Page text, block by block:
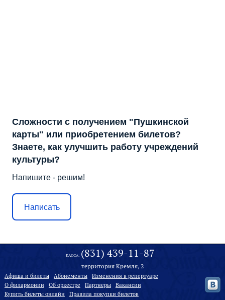
Сложности с получением "Пушкинской
карты" или приобретением билетов?
Знаете, как улучшить работу учреждений
культуры?
Напишите - решим!
Написать
КАССА: (831) 439-11-87
территория Кремля, 2
Афиша и билеты Абонементы
Изменения в репертуаре
О филармонии
Oб оркестре Партнеры
Вакансии
Купить билеты онлайн
Правила покупки билетов